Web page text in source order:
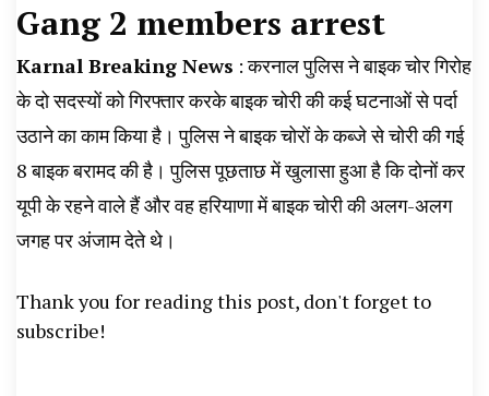
News, AHN News, Abtak Haryana News,
Gang 2 members arrest
Karnal Breaking News : करनाल पुलिस ने बाइक चोर गिरोह
के दो सदस्यों को गिरफ्तार करके बाइक चोरी की कई घटनाओं से पर्दा
उठाने का काम किया है। पुलिस ने बाइक चोरों के कब्जे से चोरी की गई
8 बाइक बरामद की है। पुलिस पूछताछ में खुलासा हुआ है कि दोनों कर
यूपी के रहने वाले हैं और वह हरियाणा में बाइक चोरी की अलग-अलग
जगह पर अंजाम देते थे।
Thank you for reading this post, don't forget to
subscribe!